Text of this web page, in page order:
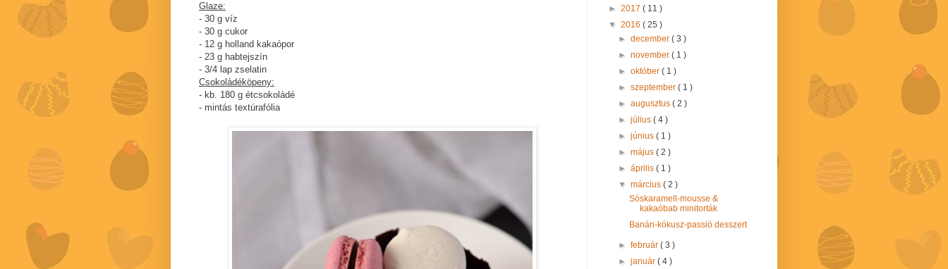
Glaze:
- 30 g víz
- 30 g cukor
- 12 g holland kakaópor
- 23 g habtejszín
- 3/4 lap zselatin
Csokoládéköpeny:
- kb. 180 g étcsokoládé
- mintás textúrafólia
► 2017 ( 11 )
▼ 2016 ( 25 )
►december( 3 )
►november( 1 )
►október( 1 )
►szeptember( 1 )
►augusztus( 2 )
►július( 4 )
►június( 1 )
►május( 2 )
►április( 1 )
▼március( 2 )
Sóskaramell-mousse &
kakaóbab minitorták
Banán-kókusz-passió desszert
►február( 3 )
►január( 4 )